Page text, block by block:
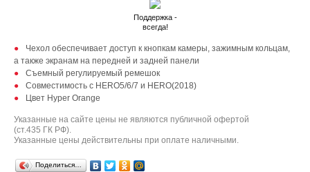
Поддержка -
всегда!
Чехол обеспечивает доступ к кнопкам камеры, зажимным кольцам,
а также экранам на передней и задней панели
Съемный регулируемый ремешок
Совместимость с HERO5/6/7 и HERO(2018)
Цвет Hyper Orange
Указанные на сайте цены не являются публичной офертой
(ст.435 ГК РФ).
Указанные цены действительны при оплате наличными.
Поделиться…